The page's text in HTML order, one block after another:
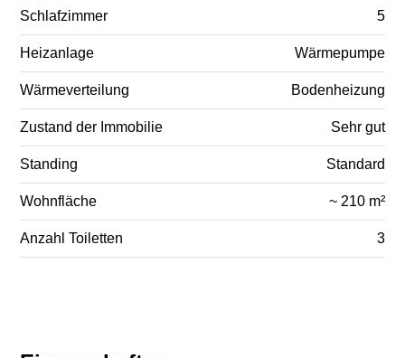
Schlafzimmer 5
Heizanlage Wärmepumpe
Wärmeverteilung Bodenheizung
Zustand der Immobilie Sehr gut
Standing Standard
Wohnfläche ~ 210 m²
Anzahl Toiletten 3